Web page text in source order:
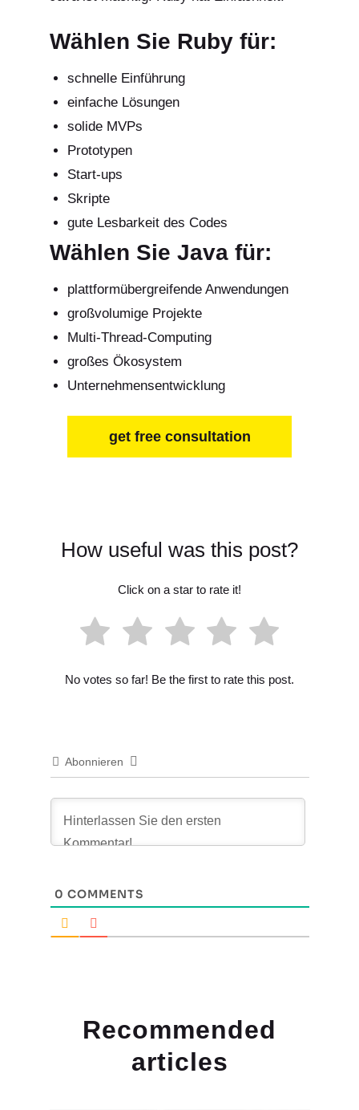
Wählen Sie Ruby für:
schnelle Einführung
einfache Lösungen
solide MVPs
Prototypen
Start-ups
Skripte
gute Lesbarkeit des Codes
Wählen Sie Java für:
plattformübergreifende Anwendungen
großvolumige Projekte
Multi-Thread-Computing
großes Ökosystem
Unternehmensentwicklung
get free consultation
How useful was this post?
Click on a star to rate it!
No votes so far! Be the first to rate this post.
Abonnieren
0 COMMENTS
Recommended
articles